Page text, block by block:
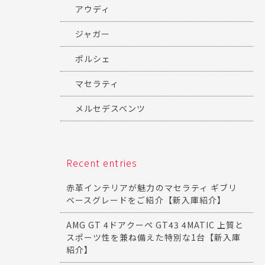
アウディ
ジャガー
ポルシェ
マセラティ
メルセデスベンツ
Recent entries
赤革インテリアが魅力のマセラティ ギブリ
ベースグレードをご紹介【新入庫紹介】
AMG GT 4ドアクーペ GT43 4MATIC 上質と
スポーツ性を兼ね備えた特別な1台【新入庫
紹介】